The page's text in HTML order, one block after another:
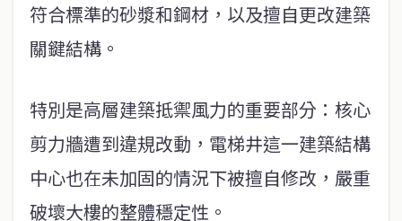
符合標準的砂漿和鋼材，以及擅自更改建築
關鍵結構。
特別是高層建築抵禦風力的重要部分：核心
剪力牆遭到違規改動，電梯井這一建築結構
中心也在未加固的情況下被擅自修改，嚴重
破壞大樓的整體穩定性。